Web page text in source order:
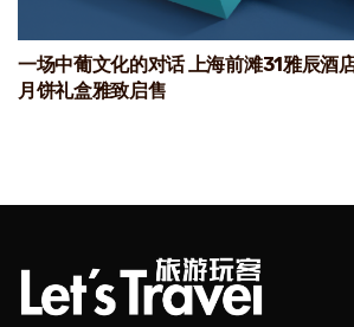
一场中葡文化的对话 上海前滩31雅辰酒
月饼礼盒雅致启售